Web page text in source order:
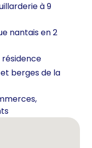
à 9
nantais en 2
résidence
berges de la